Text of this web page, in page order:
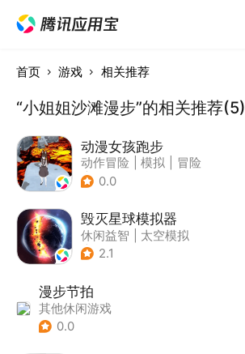
首页 游戏 相关推荐
“小姐姐沙滩漫步”的相关推荐(5)
动漫女孩跑步
动作冒险 模拟
冒险
| 日系
0.0
毁灭星球模拟器
休闲益智
太空模拟
| 太空
2.1
漫步节拍
其他休闲游戏
0.0